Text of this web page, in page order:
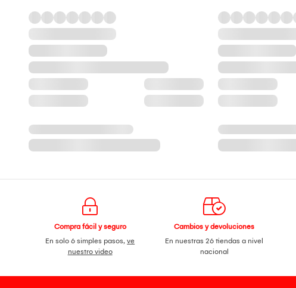
Compra fácil y seguro
En solo 6 simples pasos,ve
nuestro video
Cambios y devoluciones
En nuestras 26 tiendas a nivel
nacional